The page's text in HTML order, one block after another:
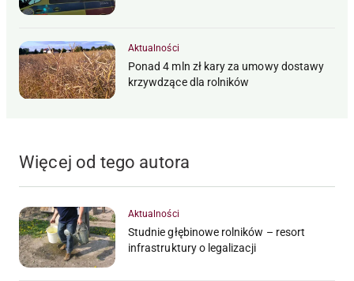
Aktualności
Ponad 4 mln zł kary za umowy dostawy
krzywdzące dla rolników
Więcej od tego autora
Aktualności
Studnie głębinowe rolników – resort
infrastruktury o legalizacji